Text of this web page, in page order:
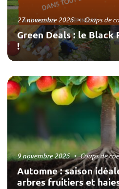
Green Deals : le
!
27 novembre 2025 Coups de
Automne : saison
arbres fruitiers et
9 novembre 2025 Coups de